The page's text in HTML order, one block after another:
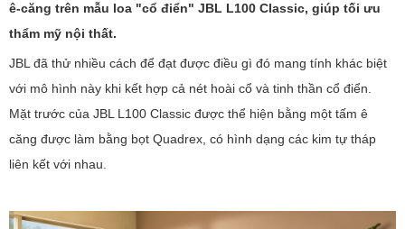
ê-căng trên mẫu loa "cổ điển" JBL L100 Classic, giúp tối ưu
thẩm mỹ nội thất.
JBL đã thử nhiều cách để đạt được điều gì đó mang tính khác biệt
với mô hình này khi kết hợp cả nét hoài cổ và tinh thần cổ điển.
Mặt trước của JBL L100 Classic được thể hiện bằng một tấm ê
căng được làm bằng bọt Quadrex, có hình dạng các kim tự tháp
liên kết với nhau.